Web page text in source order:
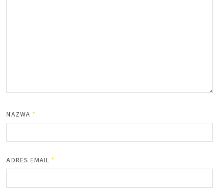
NAZWA *
ADRES EMAIL *